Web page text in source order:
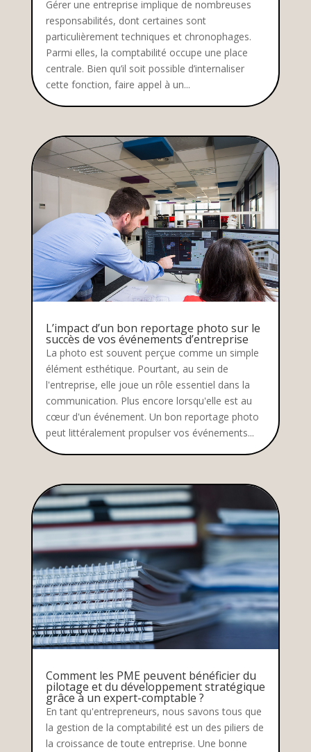
Gérer une entreprise implique de nombreuses
responsabilités, dont certaines sont
particulièrement techniques et chronophages.
Parmi elles, la comptabilité occupe une place
centrale. Bien qu’il soit possible d’internaliser
cette fonction, faire appel à un...
L’impact d’un bon reportage photo sur le
succès de vos événements d’entreprise
La photo est souvent perçue comme un simple
élément esthétique. Pourtant, au sein de
l'entreprise, elle joue un rôle essentiel dans la
communication. Plus encore lorsqu'elle est au
cœur d'un événement. Un bon reportage photo
peut littéralement propulser vos événements...
Comment les PME peuvent bénéficier du
pilotage et du développement stratégique
grâce à un expert-comptable ?
En tant qu'entrepreneurs, nous savons tous que
la gestion de la comptabilité est un des piliers de
la croissance de toute entreprise. Une bonne